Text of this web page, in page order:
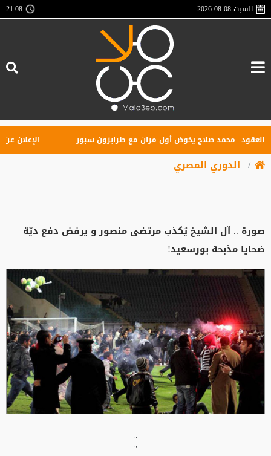
السبت2026-08-08
21:08
محمد صلاح يخوض أول مران مع طرابزون سبور الإعلان عن
الدوري المصري
صورة .. آل الشيخ يُكذب مرتضى منصور و يرفض دفع ديّة
ضحايا مذبحة بورسعيد!
"
"